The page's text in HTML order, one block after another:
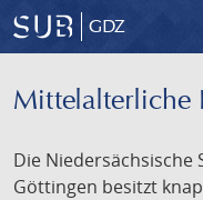
GDZ
Mittelalterliche
Die
Göttingen besitzt